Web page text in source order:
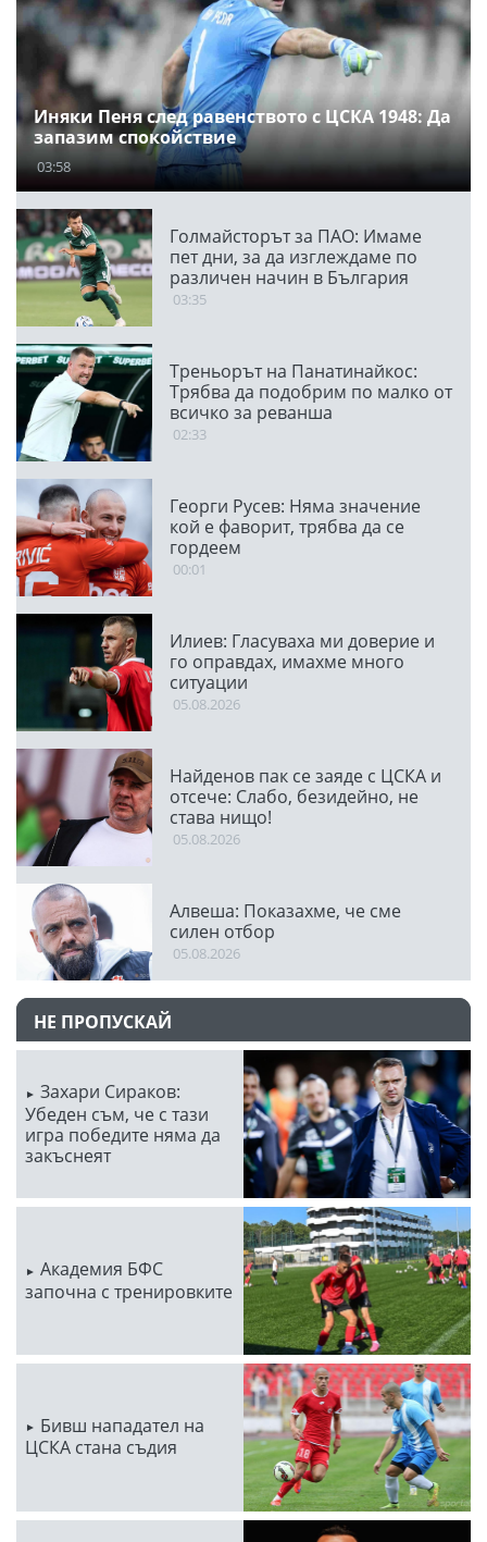
Иняки Пеня след равенството с ЦСКА 1948: Да
запазим спокойствие
03:58
Голмайсторът за ПАО: Имаме
пет дни, за да изглеждаме по
различен начин в България
03:35
Треньорът на Панатинайкос:
Трябва да подобрим по малко от
всичко за реванша
02:33
Георги Русев: Няма значение
кой е фаворит, трябва да се
гордеем
00:01
Илиев: Гласуваха ми доверие и
го оправдах, имахме много
ситуации
05.08.2026
Найденов пак се заяде с ЦСКА и
отсече: Слабо, безидейно, не
става нищо!
05.08.2026
Алвеша: Показахме, че сме
силен отбор
05.08.2026
НЕ ПРОПУСКАЙ
Захари Сираков:
Убеден съм, че с тази
игра победите няма да
закъснеят
Академия БФС
започна с тренировките
Бивш нападател на
ЦСКА стана съдия